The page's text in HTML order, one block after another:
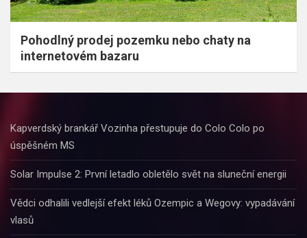
Pohodlný prodej pozemku nebo chaty na
internetovém bazaru
Kapverdský brankář Vozinha přestupuje do Colo Colo po
úspěšném MS
Solar Impulse 2: První letadlo obletělo svět na sluneční energii
Vědci odhalili vedlejší efekt léků Ozempic a Wegovy: vypadávání
vlasů